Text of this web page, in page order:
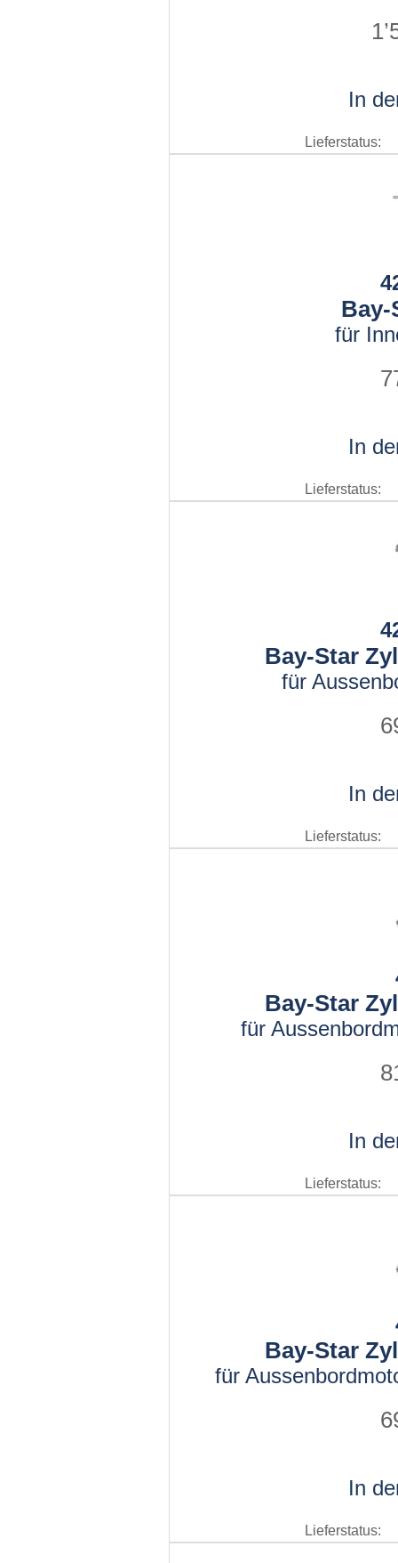
In
Lieferstatus:
Bay-
für
In
Lieferstatus:
Bay-Star
für
In
Lieferstatus:
Bay-Star
für
In
Lieferstatus:
Bay-Star
für
In
Lieferstatus: